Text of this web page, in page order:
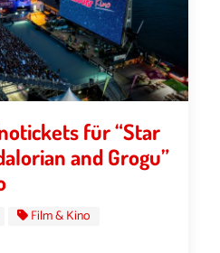
für “Star
and Grogu”
Film & Kino